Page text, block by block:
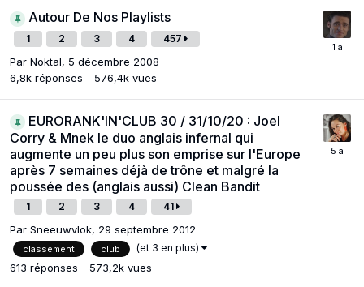
Autour De Nos Playlists
1 2 3 4 457
Par Noktal, 5 décembre 2008
6,8k réponses 576,4k vues
EURORANK'IN'CLUB 30 / 31/10/20 : Joel
Corry & Mnek le duo anglais infernal qui
augmente un peu plus son emprise sur l'Europe
après 7 semaines déjà de trône et malgré la
poussée des (anglais aussi) Clean Bandit
1 2 3 4 41
Par Sneeuwvlok, 29 septembre 2012
classement club (et 3 en plus)
613 réponses 573,2k vues